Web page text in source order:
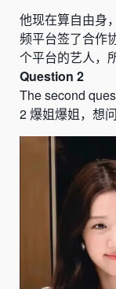
他现在算自由身
频平台签了合作
个平台的艺人，
Question 2
The second
2爆姐爆姐，想